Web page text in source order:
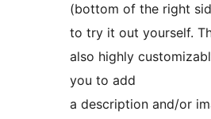
(bottom of the right
to try it out yourself.
also highly
you to add
a description and/or